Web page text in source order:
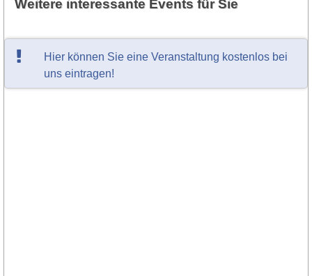
Weitere interessante Events für Sie
Hier können Sie eine Veranstaltung kostenlos bei
uns eintragen!